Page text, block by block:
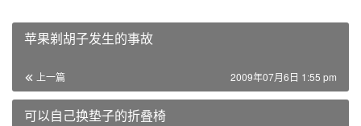
苹果剃胡子发生的事故
上一篇 2009年07月6日 1:55 pm
可以自己换垫子的折叠椅